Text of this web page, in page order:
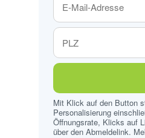
Mit Klick auf den Button
Personalisierung
Öffnungsrate, Klicks auf
über den Abmeldelink.